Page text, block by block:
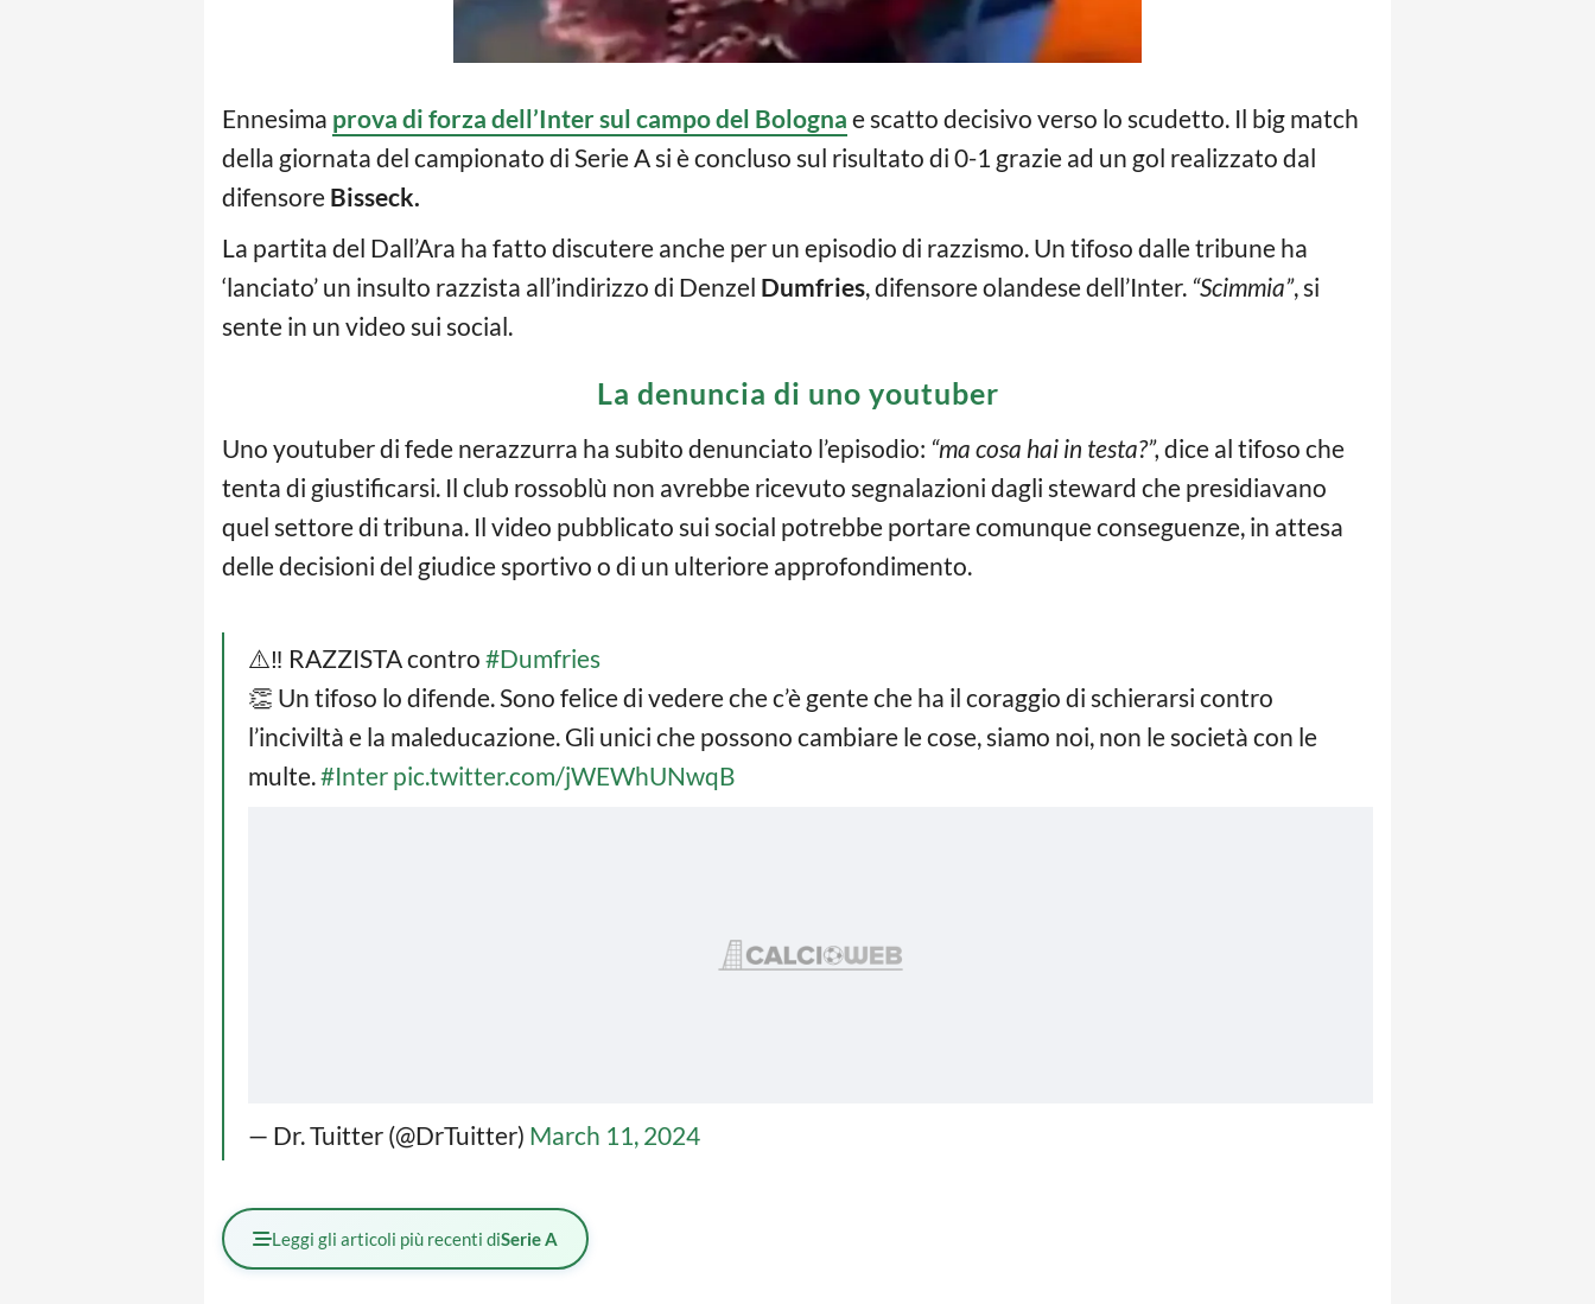
Ennesima prova di forza dell’Inter sul campo del Bologna e scatto decisivo verso lo scudetto. Il big match
della giornata del campionato di Serie A si è concluso sul risultato di 0-1 grazie ad un gol realizzato dal
difensore Bisseck.
La partita del Dall’Ara ha fatto discutere anche per un episodio di razzismo. Un tifoso dalle tribune ha
‘lanciato’ un insulto razzista all’indirizzo di Denzel Dumfries, difensore olandese dell’Inter. “Scimmia”, si
sente in un video sui social.
La denuncia di uno youtuber
Uno youtuber di fede nerazzurra ha subito denunciato l’episodio: “ma cosa hai in testa?”, dice al tifoso che
tenta di giustificarsi. Il club rossoblù non avrebbe ricevuto segnalazioni dagli steward che presidiavano
quel settore di tribuna. Il video pubblicato sui social potrebbe portare comunque conseguenze, in attesa
delle decisioni del giudice sportivo o di un ulteriore approfondimento.
⚠️‼️ RAZZISTA contro #Dumfries
👏 Un tifoso lo difende. Sono felice di vedere che c’è gente che ha il coraggio di schierarsi contro
l’inciviltà e la maleducazione. Gli unici che possono cambiare le cose, siamo noi, non le società con le
multe.#Inter pic.twitter.com/jWEWhUNwqB
— Dr. Tuitter (@DrTuitter) March 11, 2024
Leggi gli articoli più recenti diSerie A